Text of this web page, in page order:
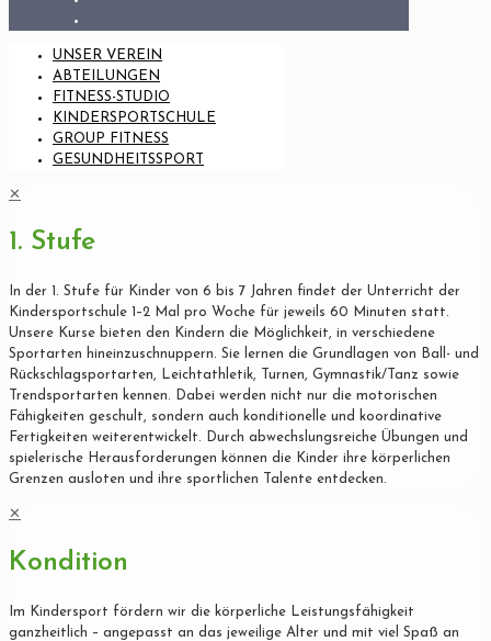
UNSER VEREIN
ABTEILUNGEN
FITNESS-STUDIO
KINDERSPORTSCHULE
GROUP FITNESS
GESUNDHEITSSPORT
✕
1. Stufe
In der 1. Stufe für Kinder von 6 bis 7 Jahren findet der Unterricht der
Kindersportschule 1–2 Mal pro Woche für jeweils 60 Minuten statt.
Unsere Kurse bieten den Kindern die Möglichkeit, in verschiedene
Sportarten hineinzuschnuppern. Sie lernen die Grundlagen von Ball- und
Rückschlagsportarten, Leichtathletik, Turnen, Gymnastik/Tanz sowie
Trendsportarten kennen. Dabei werden nicht nur die motorischen
Fähigkeiten geschult, sondern auch konditionelle und koordinative
Fertigkeiten weiterentwickelt. Durch abwechslungsreiche Übungen und
spielerische Herausforderungen können die Kinder ihre körperlichen
Grenzen ausloten und ihre sportlichen Talente entdecken.
✕
Kondition
Im Kindersport fördern wir die körperliche Leistungsfähigkeit
ganzheitlich – angepasst an das jeweilige Alter und mit viel Spaß an